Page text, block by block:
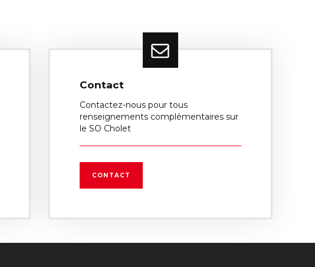
Contact
Contactez-nous pour tous
renseignements complémentaires sur
le SO Cholet
CONTACT